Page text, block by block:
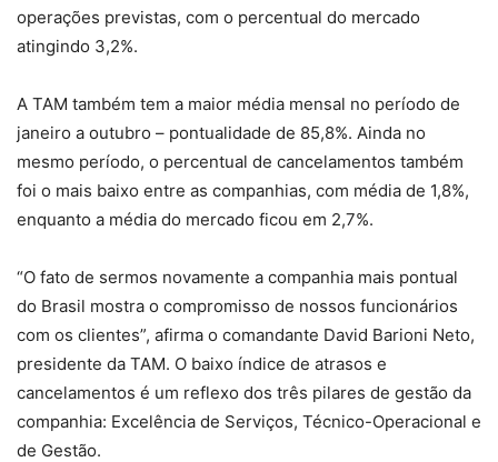
operações previstas, com o percentual do mercado
atingindo 3,2%.
A TAM também tem a maior média mensal no período de
janeiro a outubro – pontualidade de 85,8%. Ainda no
mesmo período, o percentual de cancelamentos também
foi o mais baixo entre as companhias, com média de 1,8%,
enquanto a média do mercado ficou em 2,7%.
“O fato de sermos novamente a companhia mais pontual
do Brasil mostra o compromisso de nossos funcionários
com os clientes”, afirma o comandante David Barioni Neto,
presidente da TAM. O baixo índice de atrasos e
cancelamentos é um reflexo dos três pilares de gestão da
companhia: Excelência de Serviços, Técnico-Operacional e
de Gestão.